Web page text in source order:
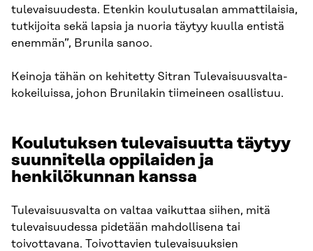
tulevaisuudesta. Etenkin koulutusalan ammattilaisia,
tutkijoita sekä lapsia ja nuoria täytyy kuulla entistä
enemmän”, Brunila sanoo.
Keinoja tähän on kehitetty Sitran Tulevaisuusvalta-
kokeiluissa, johon Brunilakin tiimeineen osallistuu.
Koulutuksen tulevaisuutta täytyy
suunnitella oppilaiden ja
henkilökunnan kanssa
Tulevaisuusvalta on valtaa vaikuttaa siihen, mitä
tulevaisuudessa pidetään mahdollisena tai
toivottavana. Toivottavien tulevaisuuksien